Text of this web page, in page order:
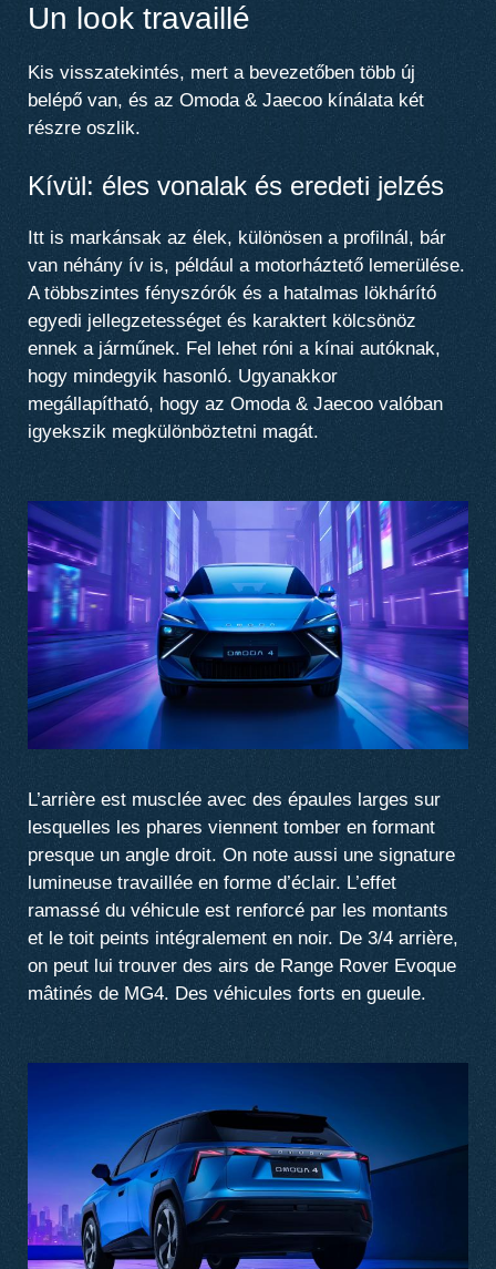
Un look travaillé
Kis visszatekintés, mert a bevezetőben több új
belépő van, és az Omoda & Jaecoo kínálata két
részre oszlik.
Kívül: éles vonalak és eredeti jelzés
Itt is markánsak az élek, különösen a profilnál, bár
van néhány ív is, például a motorháztető lemerülése.
A többszintes fényszórók és a hatalmas lökhárító
egyedi jellegzetességet és karaktert kölcsönöz
ennek a járműnek. Fel lehet róni a kínai autóknak,
hogy mindegyik hasonló. Ugyanakkor
megállapítható, hogy az Omoda & Jaecoo valóban
igyekszik megkülönböztetni magát.
L’arrière est musclée avec des épaules larges sur
lesquelles les phares viennent tomber en formant
presque un angle droit. On note aussi une signature
lumineuse travaillée en forme d’éclair. L’effet
ramassé du véhicule est renforcé par les montants
et le toit peints intégralement en noir. De 3/4 arrière,
on peut lui trouver des airs de Range Rover Evoque
mâtinés de MG4. Des véhicules forts en gueule.